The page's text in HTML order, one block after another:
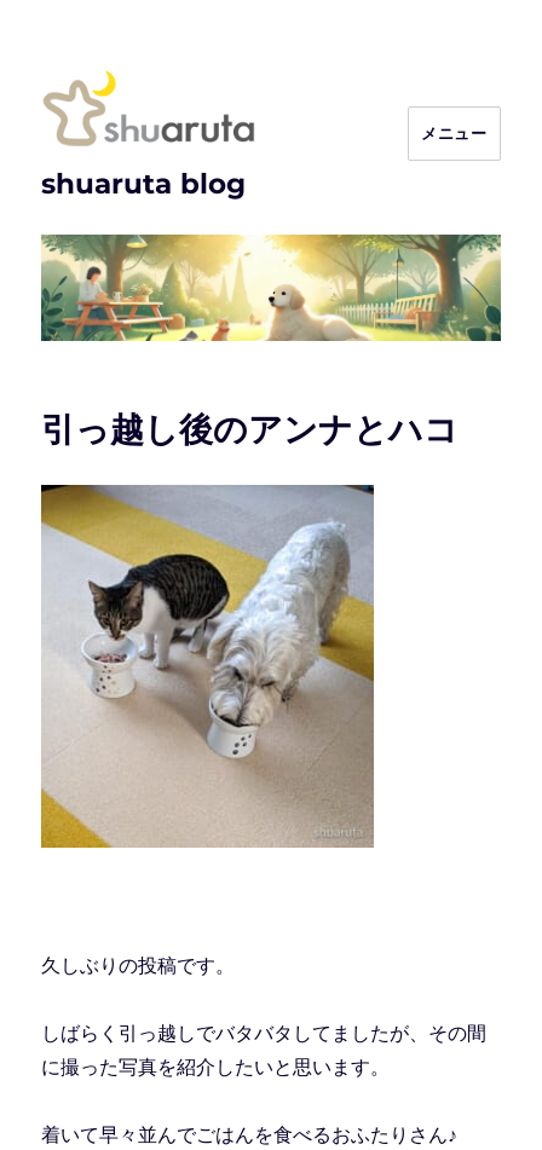
shuaruta blog
メニュー
引っ越し後のアンナとハコ
久しぶりの投稿です。
しばらく引っ越しでバタバタしてましたが、その間
に撮った写真を紹介したいと思います。
着いて早々並んでごはんを食べるおふたりさん♪